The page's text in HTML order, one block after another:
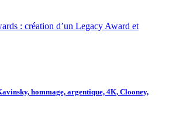
: création d’un Legacy Award et
hommage, argentique, 4K, Clooney,